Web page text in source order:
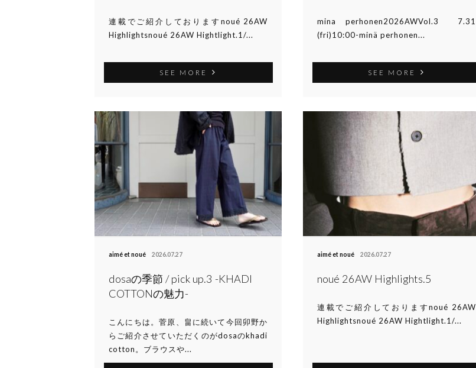
連載でご紹介しておりますnoué 26AW
Highlightsnoué 26AW Hightlight.1/...
SEE MORE
mina perhonen2026AWVol.3 7.31
(fri)10:00-minä perhonen...
SEE MORE
aimé et noué 2026.07.27
dosaの季節 / pick up.3 -KHADI
COTTONの魅力-
こんにちは。菅原、畠に続いて今回卯野か
らご紹介させていただくのがdosaのkhadi
cotton。ブラウスや...
aimé et noué 2026.07.27
noué 26AW Highlights.5
連載でご紹介しておりますnoué 26AW
Highlightsnoué 26AW Hightlight.1/...